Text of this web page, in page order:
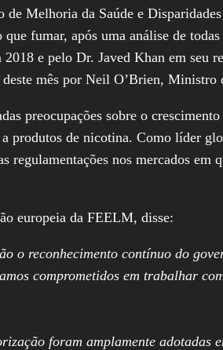
de Melhoria da Saúde e
fumar, após uma análise de
e pelo Dr. Javed Khan em seu
mês por Neil O’Brien, Ministro
preocupações sobre o
a produtos de nicotina. Como líder
regulamentações nos mercados em
europeia da FEELM, disse:
o reconhecimento contínuo do
comprometidos em trabalhar
foram amplamente